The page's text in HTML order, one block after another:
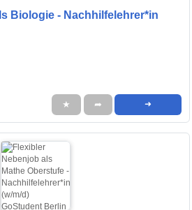
Biologie - Nachhilfelehrer*in
★ ➦ ➜